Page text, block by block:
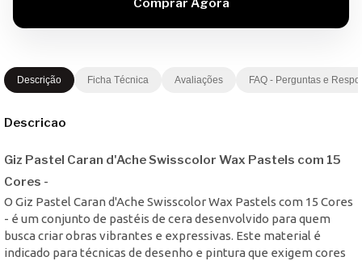
Descrição Ficha Técnica Avaliações FAQ - Perguntas e
Descricao
Giz Pastel Caran d'Ache Swisscolor Wax Pastels com 15
Cores -
O Giz Pastel Caran d'Ache Swisscolor Wax Pastels com 15 Cores
- é um conjunto de pastéis de cera desenvolvido para quem
busca criar obras vibrantes e expressivas. Este material é
indicado para técnicas de desenho e pintura que exigem cores